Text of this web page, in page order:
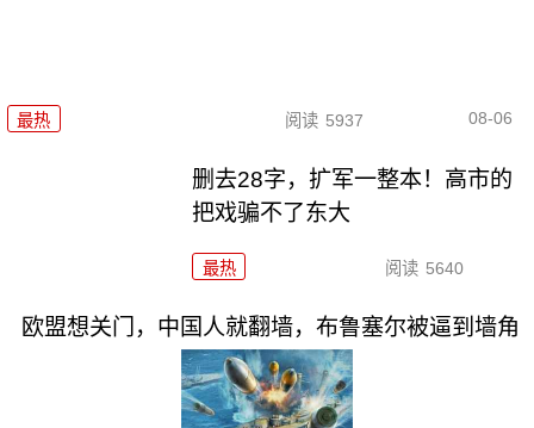
最热 阅读 5937 08-06
删去28字，扩军一整本！高市的
把戏骗不了东大
最热 阅读 5640
欧盟想关门，中国人就翻墙，布鲁塞尔被逼到墙角